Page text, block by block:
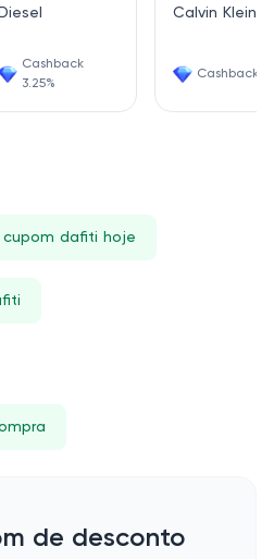
Diesel
Cashback
3.25%
Calvin Klein
Cashback
cupom dafiti hoje
de desconto